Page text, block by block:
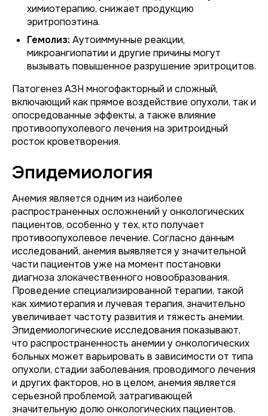
химиотерапию, снижает продукцию
эритропоэтина.
Гемолиз: Аутоиммунные реакции,
микроангиопатии и другие причины могут
вызывать повышенное разрушение эритроцитов.
Патогенез АЗН многофакторный и сложный,
включающий как прямое воздействие опухоли, так и
опосредованные эффекты, а также влияние
противоопухолевого лечения на эритроидный
росток кроветворения.
Эпидемиология
Анемия является одним из наиболее
распространенных осложнений у онкологических
пациентов, особенно у тех, кто получает
противоопухолевое лечение. Согласно данным
исследований, анемия выявляется у значительной
части пациентов уже на момент постановки
диагноза злокачественного новообразования.
Проведение специализированной терапии, такой
как химиотерапия и лучевая терапия, значительно
увеличивает частоту развития и тяжесть анемии.
Эпидемиологические исследования показывают,
что распространенность анемии у онкологических
больных может варьировать в зависимости от типа
опухоли, стадии заболевания, проводимого лечения
и других факторов, но в целом, анемия является
серьезной проблемой, затрагивающей
значительную долю онкологических пациентов.